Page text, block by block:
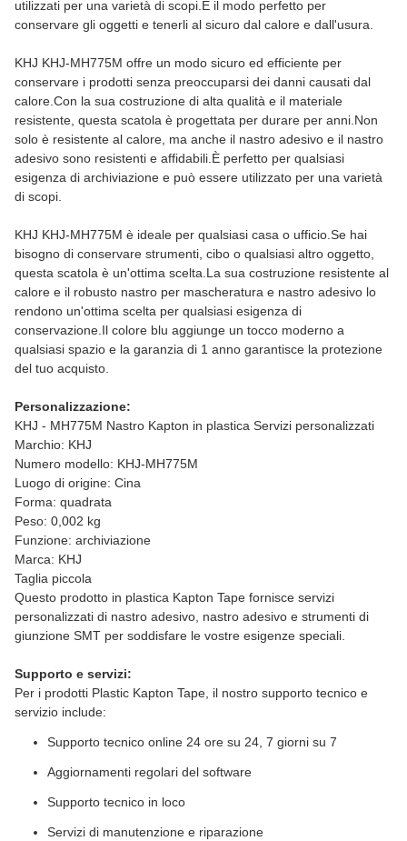
utilizzati per una varietà di scopi.È il modo perfetto per
conservare gli oggetti e tenerli al sicuro dal calore e dall'usura.
KHJ KHJ-MH775M offre un modo sicuro ed efficiente per
conservare i prodotti senza preoccuparsi dei danni causati dal
calore.Con la sua costruzione di alta qualità e il materiale
resistente, questa scatola è progettata per durare per anni.Non
solo è resistente al calore, ma anche il nastro adesivo e il nastro
adesivo sono resistenti e affidabili.È perfetto per qualsiasi
esigenza di archiviazione e può essere utilizzato per una varietà
di scopi.
KHJ KHJ-MH775M è ideale per qualsiasi casa o ufficio.Se hai
bisogno di conservare strumenti, cibo o qualsiasi altro oggetto,
questa scatola è un'ottima scelta.La sua costruzione resistente al
calore e il robusto nastro per mascheratura e nastro adesivo lo
rendono un'ottima scelta per qualsiasi esigenza di
conservazione.Il colore blu aggiunge un tocco moderno a
qualsiasi spazio e la garanzia di 1 anno garantisce la protezione
del tuo acquisto.
Personalizzazione:
KHJ - MH775M Nastro Kapton in plastica Servizi personalizzati
Marchio: KHJ
Numero modello: KHJ-MH775M
Luogo di origine: Cina
Forma: quadrata
Peso: 0,002 kg
Funzione: archiviazione
Marca: KHJ
Taglia piccola
Questo prodotto in plastica Kapton Tape fornisce servizi
personalizzati di nastro adesivo, nastro adesivo e strumenti di
giunzione SMT per soddisfare le vostre esigenze speciali.
Supporto e servizi:
Per i prodotti Plastic Kapton Tape, il nostro supporto tecnico e
servizio include:
Supporto tecnico online 24 ore su 24, 7 giorni su 7
Aggiornamenti regolari del software
Supporto tecnico in loco
Servizi di manutenzione e riparazione